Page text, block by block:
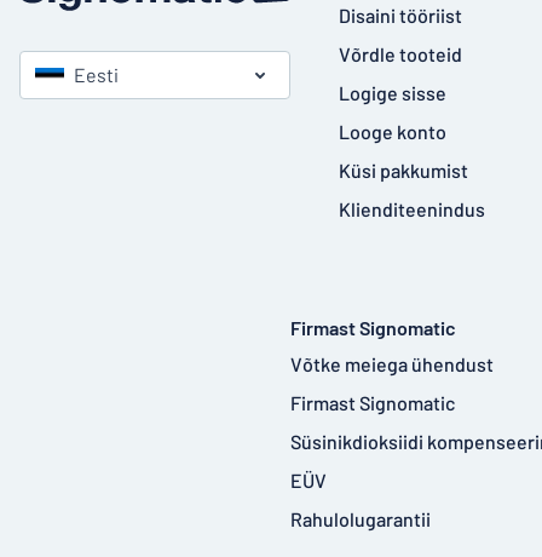
Eesti
Disaini tööriist
Võrdle tooteid
Logige sisse
Looge konto
Küsi pakkumist
Klienditeenindus
Firmast Signomatic
Võtke meiega ühendust
Firmast Signomatic
Süsinikdioksiidi
EÜV
Rahulolugarantii